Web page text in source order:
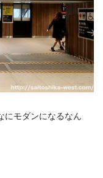
にモダンになるなん